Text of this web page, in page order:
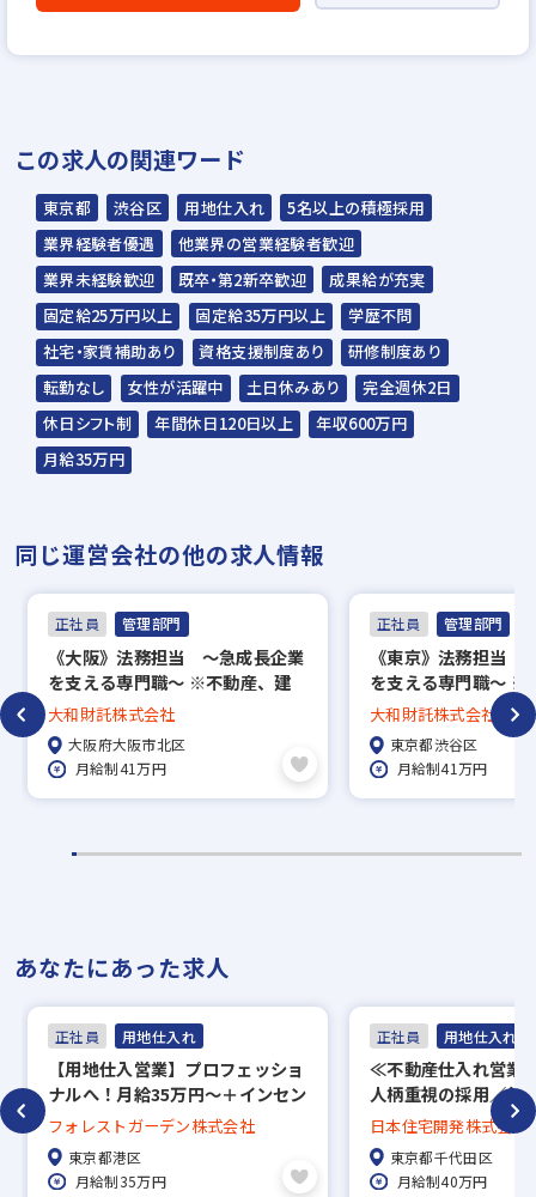
▼
説明選考会（電話面談）
式会社が行います＊
スラッシュ株式会社からのご連絡をお待ち
ください。
ご連絡までに7日程度いただく場合があり
ます。予めご了承ください。
担当：スラッシュ株式会社
本社：東京都港区赤坂2-15-16 赤坂ふく
源ビル7F
▼
内定
※入社時期は相談に応じます。
※現在、在職中の方も積極的にご応募くださ
い。応募の秘密は厳守いたします。
この求人の関連ワード
東京都 渋谷区 用地仕入れ
5名以上の積極採用
業界経験者優遇
他業界の営業経験者歓迎
業界未経験歓迎
既卒・第2新卒歓迎
成果給が充実
固定給25万円以上
固定給35万円以上
学歴不問
社宅・家賃補助あり
資格支援制度あり
研修制度あり
転勤なし
女性が活躍中 土日休みあり
完全週休2日
休日シフト制
年間休日120日以上
年収600万円
月給35万円
同じ運営会社の他の求人情報
正社員 管理部門
《大阪》法務担当 ～急成長企業
を支える専門職～ ※不動産、建
築業界未経験歓迎
大和財託株式会社
大阪府大阪市北区
月給制41万円
正社員 管理部門
《東京》法務担当
を支える専門職～ ※
築業界未経験歓迎
大和財託株式会社
東京都渋谷区
月給制41万円
あなたにあった求人
正社員 用地仕入れ
【用地仕入営業】プロフェッショ
ナルへ！月給35万円～＋インセン
／20代年収1000万円／残業月2時
間♪
フォレストガーデン株式会社
東京都港区
月給制35万円
正社員 用地仕入れ
≪不動産仕入れ営業
人柄重視の採用／年
以上も目指せる！／
指せる
日本住宅開発株式会社
東京都千代田区
月給制40万円